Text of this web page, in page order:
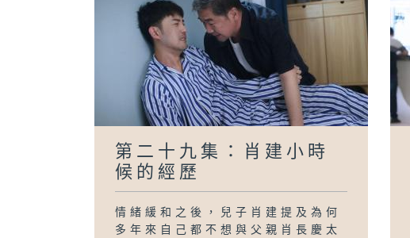
第二十九集：肖建小時
候的經歷
情緒緩和之後，兒子肖建提及為何
多年來自己都不想與父親肖長慶太